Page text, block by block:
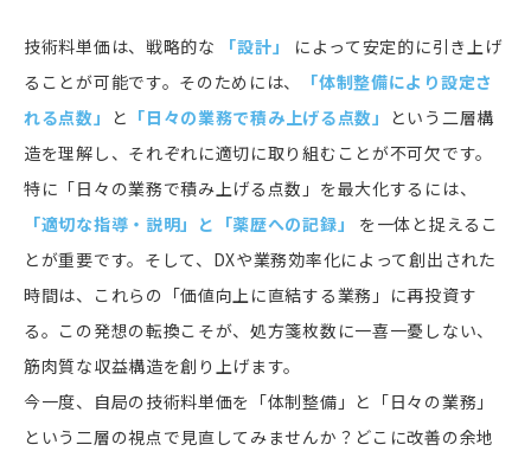
技術料単価は、戦略的な 「設計」
によって安定的に引き上げ
ることが可能です。そのためには、
「体制整備により設定さ
れる点数」 と 「日々の業務で積み上げる点数」 という二層構
造を理解し、それぞれに適切に取り組むことが不可欠です。
特に「日々の業務で積み上げる点数」を最大化するには、
「適切な指導・説明」と「薬歴への記録」
を一体と捉えるこ
とが重要です。そして、DXや業務効率化によって創出された
時間は、これらの「価値向上に直結する業務」に再投資す
る。この発想の転換こそが、処方箋枚数に一喜一憂しない、
筋肉質な収益構造を創り上げます。
今一度、自局の技術料単価を「体制整備」と「日々の業務」
という二層の視点で見直してみませんか？どこに改善の余地